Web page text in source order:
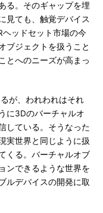
る。そのギャップを埋
見ても、触覚デバイス
ッドセット市場の今
ブジェクトを扱うこと
とへのニーズが高まっ
が、われわれはそれ
に3Dのバーチャルオ
している。そうなった
実世界と同じように扱
くる。バーチャルオブ
ンできるような世界を
ルデバイスの開発に取